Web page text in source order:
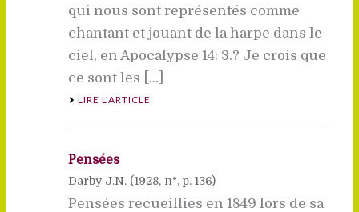
qui nous sont représentés comme
chantant et jouant de la harpe dans le
ciel, en Apocalypse 14: 3.? Je crois que
ce sont les [...]
LIRE L'ARTICLE
Pensées
Darby J.N. (1928, n°, p. 136)
Pensées recueillies en 1849 lors de sa